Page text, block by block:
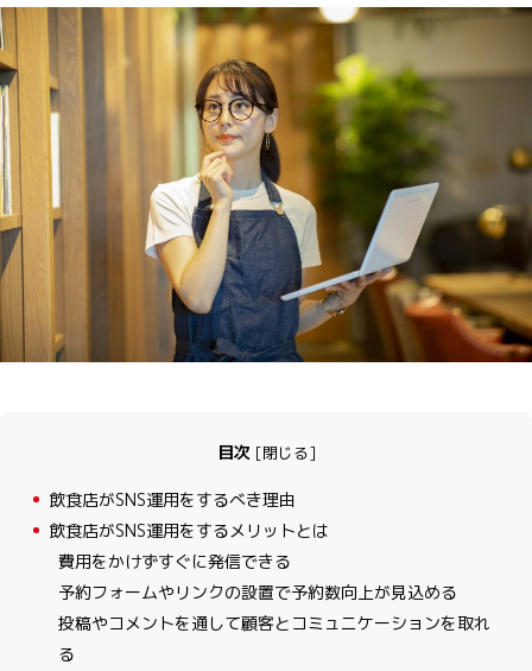
目次 [閉じる]
1 飲食店がSNS運用をするべき理由
2 飲食店がSNS運用をするメリットとは
費用をかけずすぐに発信できる
予約フォームやリンクの設置で予約数向上が見込める
投稿やコメントを通して顧客とコミュニケーションを取れ
る